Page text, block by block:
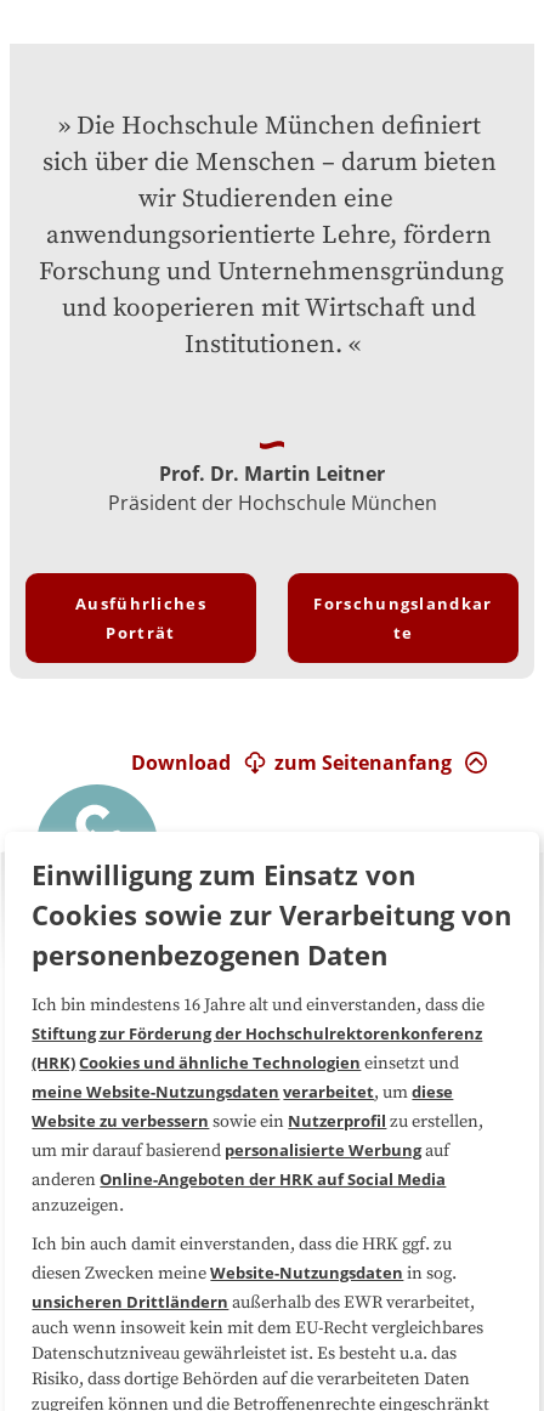
Die Hochschule München definiert
sich über die Menschen – darum bieten
wir Studierenden eine
anwendungsorientierte Lehre, fördern
Forschung und Unternehmensgründung
und kooperieren mit Wirtschaft und
Institutionen.
Prof. Dr. Martin Leitner
Präsident der Hochschule München
Ausführliches
Porträt
Forschungslandkar
te
zum Seitenanfang
Download
Über uns FAQ
Medienarbeit Kooperationen
Datenschutzerklärung Impressum
Sitemap
Folgen Sie uns
Einwilligung zum Einsatz von
Cookies sowie zur Verarbeitung von
personenbezogenen Daten
Ich bin mindestens 16 Jahre alt und einverstanden, dass die
Stiftung zur Förderung der Hochschulrektorenkonferenz
(HRK)Cookies und ähnliche Technologien einsetzt und
meine Website-Nutzungsdaten verarbeitet, umdiese
Website zu verbessern sowie ein Nutzerprofil zu erstellen,
um mir darauf basierend personalisierte Werbungauf
anderenOnline-Angeboten der HRK auf Social Media
anzuzeigen.
Ich bin auch damit einverstanden, dass die HRK ggf. zu
diesen Zwecken meineWebsite-Nutzungsdaten in sog.
unsicheren Drittländern außerhalb des EWR verarbeitet,
auch wenn insoweit kein mit dem EU-Recht vergleichbares
Datenschutzniveau gewährleistet ist. Es besteht u.a. das
Risiko, dass dortige Behörden auf die verarbeiteten Daten
zugreifen können und die Betroffenenrechte eingeschränkt